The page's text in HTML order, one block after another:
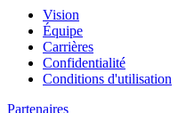
Vision
Équipe
Carrières
Confidentialité
Conditions d'utilisation
Partenaires